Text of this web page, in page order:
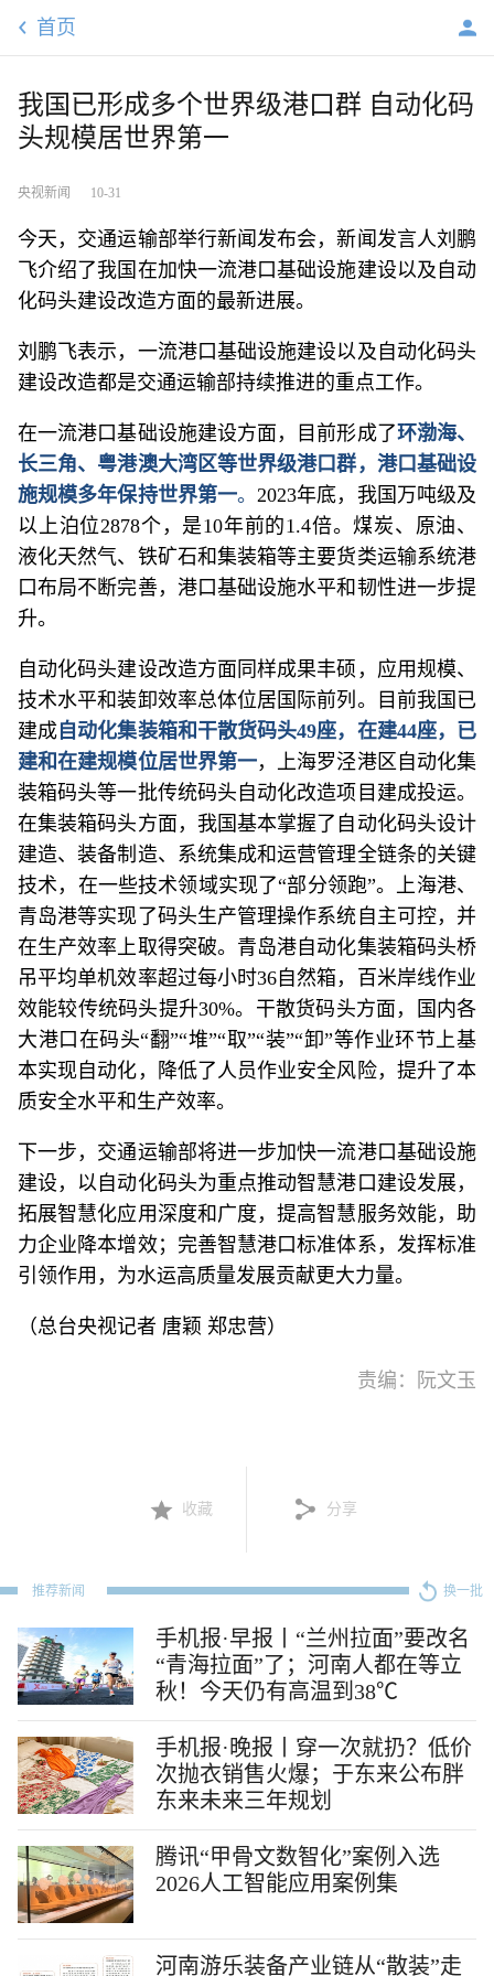
首页
我国已形成多个世界级港口群 自动化码
头规模居世界第一
央视新闻 10-31
今天，交通运输部举行新闻发布会，新闻发言人刘鹏
飞介绍了我国在加快一流港口基础设施建设以及自动
化码头建设改造方面的最新进展。
刘鹏飞表示，一流港口基础设施建设以及自动化码头
建设改造都是交通运输部持续推进的重点工作。
在一流港口基础设施建设方面，目前形成了环渤海、
长三角、粤港澳大湾区等世界级港口群，港口基础设
施规模多年保持世界第一。2023年底，我国万吨级及
以上泊位2878个，是10年前的1.4倍。煤炭、原油、
液化天然气、铁矿石和集装箱等主要货类运输系统港
口布局不断完善，港口基础设施水平和韧性进一步提
升。
自动化码头建设改造方面同样成果丰硕，应用规模、
技术水平和装卸效率总体位居国际前列。目前我国已
建成 自动化集装箱和干散货码头49座，在建44座，已
建和在建规模位居世界第一，上海罗泾港区自动化集
装箱码头等一批传统码头自动化改造项目建成投运。
在集装箱码头方面，我国基本掌握了自动化码头设计
建造、装备制造、系统集成和运营管理全链条的关键
技术，在一些技术领域实现了“部分领跑”。上海港、
青岛港等实现了码头生产管理操作系统自主可控，并
在生产效率上取得突破。青岛港自动化集装箱码头桥
吊平均单机效率超过每小时36自然箱，百米岸线作业
效能较传统码头提升30%。干散货码头方面，国内各
大港口在码头“翻”“堆”“取”“装”“卸”等作业环节上基
本实现自动化，降低了人员作业安全风险，提升了本
质安全水平和生产效率。
下一步，交通运输部将进一步加快一流港口基础设施
建设，以自动化码头为重点推动智慧港口建设发展，
拓展智慧化应用深度和广度，提高智慧服务效能，助
力企业降本增效；完善智慧港口标准体系，发挥标准
引领作用，为水运高质量发展贡献更大力量。
（总台央视记者 唐颖 郑忠营）
责编：阮文玉
收藏 分享
推荐新闻 换一批
手机报·早报丨“兰州拉面”要改名
“青海拉面”了；河南人都在等立
秋！今天仍有高温到38℃
手机报·晚报丨穿一次就扔？低价
次抛衣销售火爆；于东来公布胖
东来未来三年规划
腾讯“甲骨文数智化”案例入选
2026人工智能应用案例集
河南游乐装备产业链从“散装”走